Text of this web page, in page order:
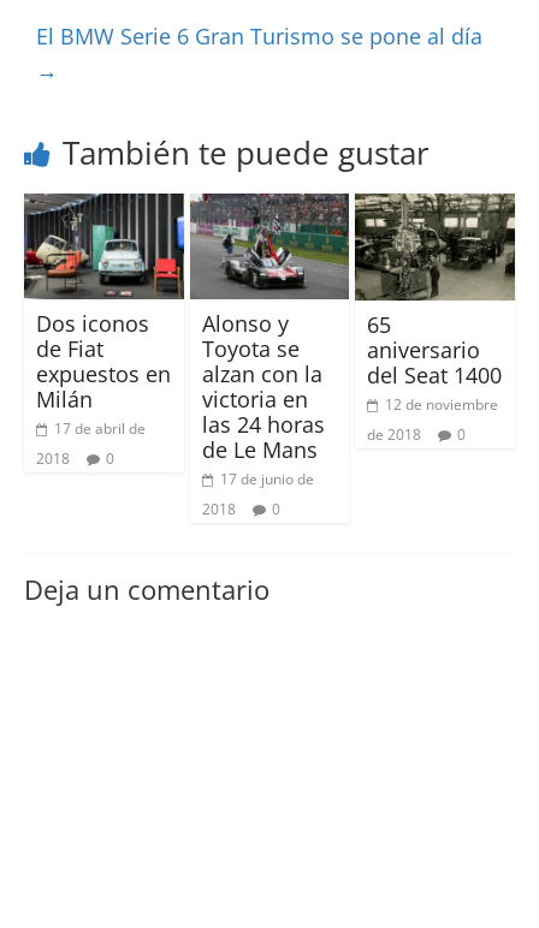
El BMW Serie 6 Gran Turismo se pone al día
→
También te puede gustar
Dos iconos
de Fiat
expuestos en
Milán
17 de abril de
2018
0
Alonso y
Toyota se
alzan con la
victoria en
las 24 horas
de Le Mans
17 de junio de
2018
0
65
aniversario
del Seat 1400
12 de noviembre
de 2018
0
Deja un comentario